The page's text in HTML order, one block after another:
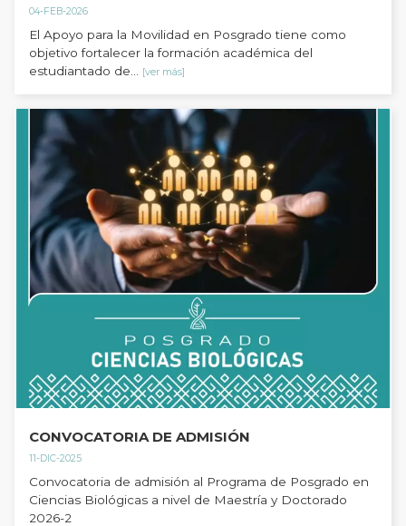
04-FEB-2026
El Apoyo para la Movilidad en Posgrado tiene como
objetivo fortalecer la formación académica del
estudiantado de...
[ver más]
CONVOCATORIA DE ADMISIÓN
11-DIC-2025
Convocatoria de admisión al Programa de Posgrado en
Ciencias Biológicas a nivel de Maestría y Doctorado
2026-2